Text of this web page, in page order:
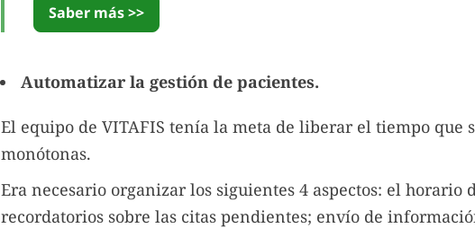
Saber más >>
Automatizar la gestión de pacientes.
El equipo de VITAFIS tenía la meta de liberar el tiempo que
monótonas.
Era necesario organizar los siguientes 4 aspectos: el horario
recordatorios sobre las citas pendientes; envío de